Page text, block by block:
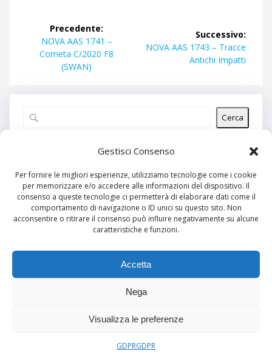
Gestisci Consenso
Per fornire le migliori esperienze, utilizziamo tecnologie come i cookie
per memorizzare e/o accedere alle informazioni del dispositivo. Il
consenso a queste tecnologie ci permetterà di elaborare dati come il
comportamento di navigazione o ID unici su questo sito. Non
acconsentire o ritirare il consenso può influire negativamente su alcune
caratteristiche e funzioni.
Accetta
Nega
Visualizza le preferenze
GDPRGDPR
Navigazione
articoli
Precedente:
Articolo
precedente:
NOVA AAS 1741 –
Cometa C/2020 F8
(SWAN)
Successivo:
Articolo
NOVA AAS 1743 – Tracce
Antichi Impatti
Cerca
Articoli recenti
Commenti recenti
Nessun commento da mostrare.
Nessun archivio da mostrare.
Categorie
Nessuna categoria